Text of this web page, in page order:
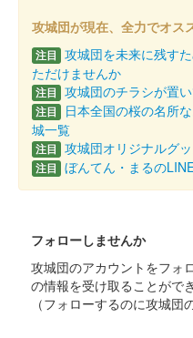
丸岡城 御城印 令
販売終了
丸岡城 御城印 令
販売終了
丸岡城 御城印
攻城団が現在、全力でオス
注目 攻城団を未来に残す
ただけませんか
注目 攻城団のチラシが置
注目
日本全国の桜の名所
城一覧
注目 攻城団オリジナルグッ
注目 ぼんてん・まるの
フォローしませんか
攻城団のアカウントをフォ
の情報を受け取ることがで
（フォローするのに攻城団